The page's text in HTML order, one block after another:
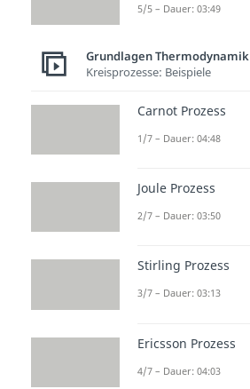
5/5 – Dauer: 03:49
Grundlagen Thermodynamik
Kreisprozesse: Beispiele
Carnot Prozess
1/7 – Dauer: 04:48
Joule Prozess
2/7 – Dauer: 03:50
Stirling Prozess
3/7 – Dauer: 03:13
Ericsson Prozess
4/7 – Dauer: 04:03